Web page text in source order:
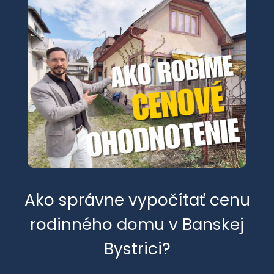
Ako správne vypočítať cenu
rodinného domu v Banskej
Bystrici?